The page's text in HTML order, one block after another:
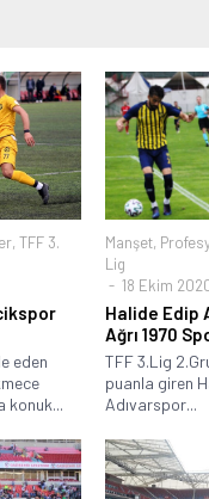
, TFF 3.
eden
konuk...
Manşet,
Lig
18 Ekim
Halide Edip
Ağrı 1970
TFF 3.Lig
puanla giren
Adıvarspor...